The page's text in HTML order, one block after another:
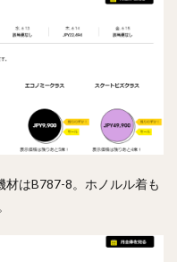
はB787-8。ホノルル着も